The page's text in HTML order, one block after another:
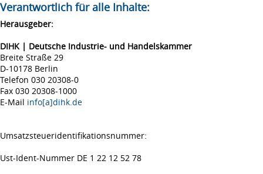
Verantwortlich für alle Inhalte:
Herausgeber:
DIHK | Deutsche Industrie- und Handelskammer
Breite Straße 29
D-10178 Berlin
Telefon 030 20308-0
Fax 030 20308-1000
E-Mail info[a]dihk.de
Umsatzsteueridentifikationsnummer:
Ust-Ident-Nummer DE 1 22 12 52 78